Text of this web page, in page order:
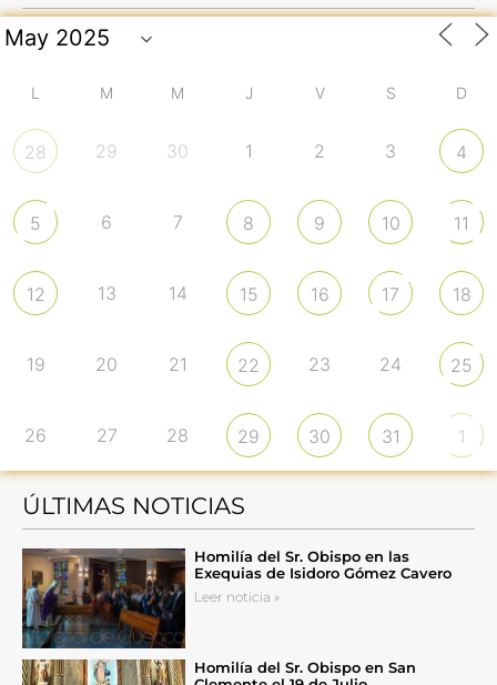
L M M J V S D
28 29 30 1 2 3 4
5 6 7 8 9 10 11
12 13 14 15 16 17 18
19 20 21 22 23 24 25
26 27 28 29 30 31 1
ÚLTIMAS NOTICIAS
Homilía del Sr. Obispo en las
Exequias de Isidoro Gómez Cavero
Leer noticia »
Homilía del Sr. Obispo en San